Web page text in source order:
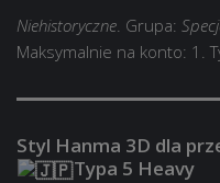
Niehistoryczne. Grupa:
Maksymalnie na konto: 1.
Styl Hanma 3D dla
Typa 5 Heavy